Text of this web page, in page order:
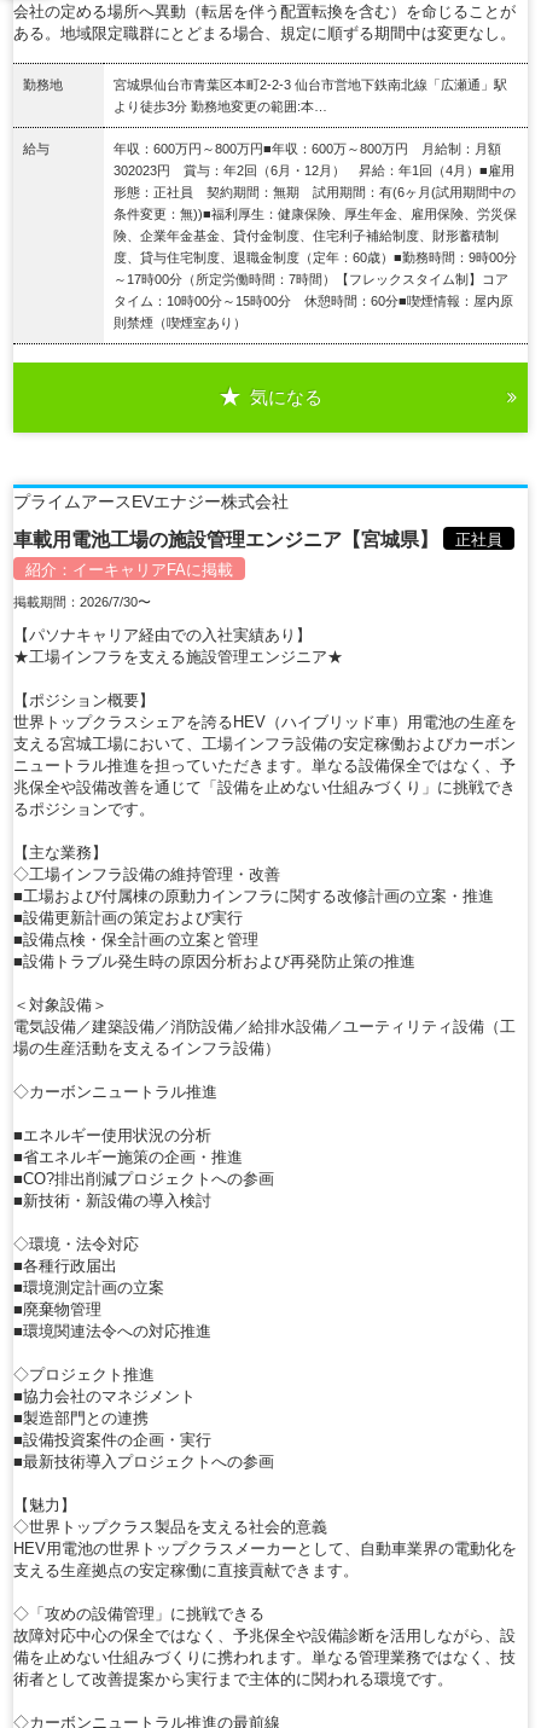
会社の定める場所へ異動（転居を伴う配置転換を含む）を命じることが
ある。地域限定職群にとどまる場合、規定に順ずる期間中は変更なし。
勤務地
宮城県仙台市青葉区本町2-2-3 仙台市営地下鉄南北線「広瀬通」駅
より徒歩3分 勤務地変更の範囲:本…
給与
年収：600万円～800万円■年収：600万～800万円 月給制：月額
302023円 賞与：年2回（6月・12月） 昇給：年1回（4月）■雇用
形態：正社員 契約期間：無期 試用期間：有(6ヶ月(試用期間中の
条件変更：無))■福利厚生：健康保険、厚生年金、雇用保険、労災保
険、企業年金基金、貸付金制度、住宅利子補給制度、財形蓄積制
度、貸与住宅制度、退職金制度（定年：60歳）■勤務時間：9時00分
～17時00分（所定労働時間：7時間）【フレックスタイム制】コア
タイム：10時00分～15時00分 休憩時間：60分■喫煙情報：屋内原
則禁煙（喫煙室あり）
気になる
プライムアースEVエナジー株式会社
車載用電池工場の施設管理エンジニア【宮城県】
正社員
紹介： イーキャリアFAに掲載
掲載期間：2026/7/30〜
【パソナキャリア経由での入社実績あり】
★工場インフラを支える施設管理エンジニア★
【ポジション概要】
世界トップクラスシェアを誇るHEV（ハイブリッド車）用電池の生産を
支える宮城工場において、工場インフラ設備の安定稼働およびカーボン
ニュートラル推進を担っていただきます。単なる設備保全ではなく、予
兆保全や設備改善を通じて「設備を止めない仕組みづくり」に挑戦でき
るポジションです。
【主な業務】
◇工場インフラ設備の維持管理・改善
■工場および付属棟の原動力インフラに関する改修計画の立案・推進
■設備更新計画の策定および実行
■設備点検・保全計画の立案と管理
■設備トラブル発生時の原因分析および再発防止策の推進
＜対象設備＞
電気設備／建築設備／消防設備／給排水設備／ユーティリティ設備（工
場の生産活動を支えるインフラ設備）
◇カーボンニュートラル推進
■エネルギー使用状況の分析
■省エネルギー施策の企画・推進
■CO?排出削減プロジェクトへの参画
■新技術・新設備の導入検討
◇環境・法令対応
■各種行政届出
■環境測定計画の立案
■廃棄物管理
■環境関連法令への対応推進
◇プロジェクト推進
■協力会社のマネジメント
■製造部門との連携
■設備投資案件の企画・実行
■最新技術導入プロジェクトへの参画
【魅力】
◇世界トップクラス製品を支える社会的意義
HEV用電池の世界トップクラスメーカーとして、自動車業界の電動化を
支える生産拠点の安定稼働に直接貢献できます。
◇「攻めの設備管理」に挑戦できる
故障対応中心の保全ではなく、予兆保全や設備診断を活用しながら、設
備を止めない仕組みづくりに携われます。単なる管理業務ではなく、技
術者として改善提案から実行まで主体的に関われる環境です。
◇カーボンニュートラル推進の最前線